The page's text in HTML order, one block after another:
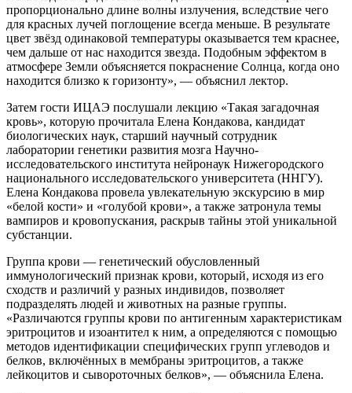
пропорционально длине волны излучения, вследствие чего
для красных лучей поглощение всегда меньше. В результате
цвет звёзд одинаковой температуры оказывается тем краснее,
чем дальше от нас находится звезда. Подобным эффектом в
атмосфере Земли объясняется покраснение Солнца, когда оно
находится близко к горизонту», — объяснил лектор.
Затем гости ИЦАЭ послушали лекцию «Такая загадочная
кровь», которую прочитала Елена Кондакова, кандидат
биологических наук, старший научный сотрудник
лаборатории генетики развития мозга Научно-
исследовательского института нейронаук Нижегородского
национального исследовательского университета (ННГУ).
Елена Кондакова провела увлекательную экскурсию в мир
«белой кости» и «голубой крови», а также затронула темы
вампиров и кровопускания, раскрыв тайны этой уникальной
субстанции.
Группа крови — генетический обусловленный
иммунологический признак крови, который, исходя из его
сходств и различий у разных индивидов, позволяет
подразделять людей и животных на разные группы.
«Различаются группы крови по антигенным характеристикам
эритроцитов и изоантител к ним, а определяются с помощью
методов идентификации специфических групп углеводов и
белков, включённых в мембраны эритроцитов, а также
лейкоцитов и сывороточных белков», — объяснила Елена.